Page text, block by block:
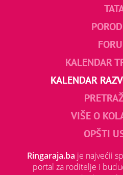
KALENDAR
KALENDAR
VIŠE O
OPŠTI
Ringaraja.ba je najvećii
portal za roditelje i